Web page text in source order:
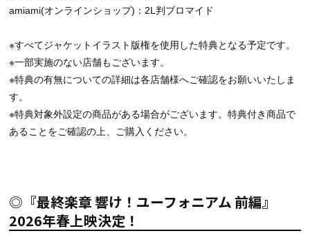
amiami(オンラインショップ)：2L判ブロマイド
※すべてジャケットイラスト版権を使用した特典となる予定です。
※一部実施のない店舗もございます。
※特典の有無についての詳細は各店舗様へご確認をお願いいたしま
す。
※特典対象外設定の商品がある場合がございます。特典付き商品で
あることをご確認の上、ご購入ください。
◎『最終楽章 響け！ユーフォニアム 前編』
2026年春上映決定！